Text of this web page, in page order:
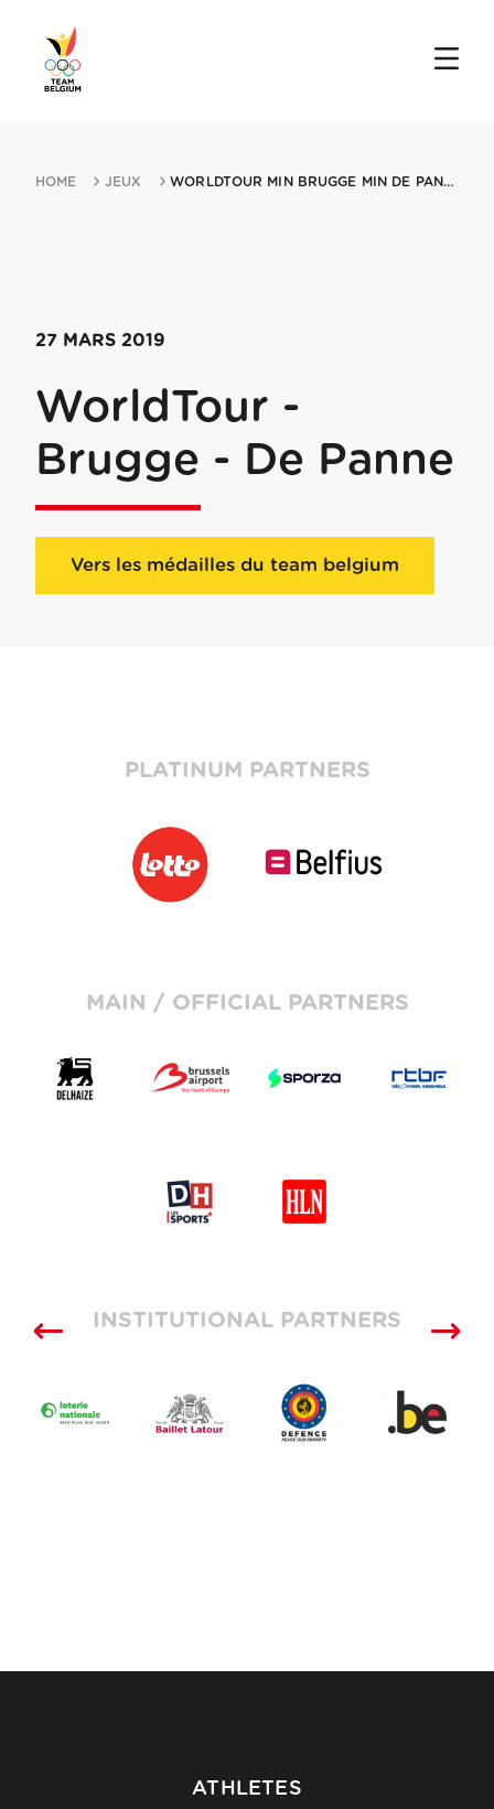
HOME JEUX WORLDTOUR MIN BRUGGE MIN DE PANNE 27032019 DE PANNE
27 MARS 2019
WorldTour -
Brugge - De Panne
Vers les médailles du team belgium
PLATINUM PARTNERS
MAIN / OFFICIAL PARTNERS
INSTITUTIONAL PARTNERS
ATHLETES